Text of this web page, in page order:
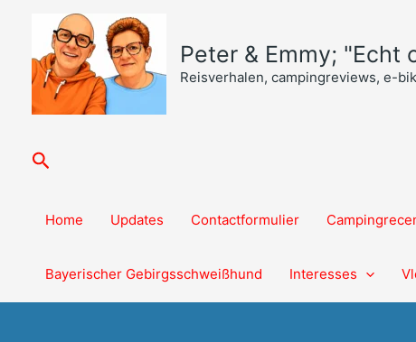
inhoud
Peter & Emmy; "Echt
Reisverhalen, campingreviews, e-
Zoeken
Home Updates Contactformulier
Bayerischer Gebirgsschweißhund Interesses